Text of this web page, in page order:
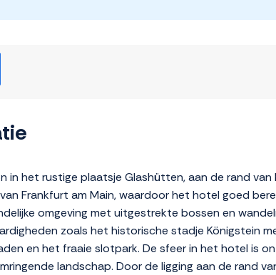
in het rustige plaatsje Glashütten, aan de rand
Frankfurt am Main, waardoor het hotel goed
omgeving met uitgestrekte bossen en
zoals het historische stadje Königstein
en het fraaie slotpark. De sfeer in het hotel is
landschap. Door de ligging aan de rand